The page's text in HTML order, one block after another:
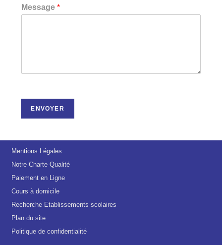
Message*
ENVOYER
Mentions Légales
Notre Charte Qualité
Paiement en Ligne
Cours à domicile
Recherche Etablissements scolaires
Plan du site
Politique de confidentialité